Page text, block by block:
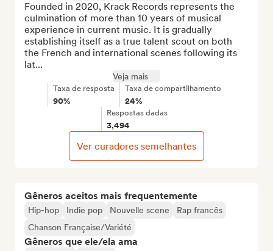
Gêneros aceitos mais frequentemente
Hip-hop Indie pop Nouvelle scene
Rap francês
Chanson Française/Variété
Gêneros que ele/ela ama
Founded in 2020, Krack Records represents the
culmination of more than 10 years of musical
experience in current music. It is gradually
establishing itself as a true talent scout on both
the French and international scenes following its
lat...
Veja mais
Taxa de resposta
90%
Taxa de compartilhamento
24%
Respostas dadas
3,494
Ver curadores semelhantes